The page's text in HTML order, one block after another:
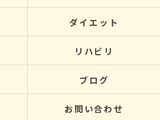
ダイエット
リハビリ
ブログ
お問い合わせ